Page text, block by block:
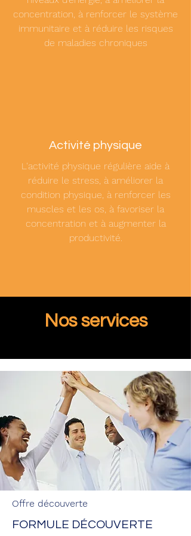
concentration, à renforcer le système
immunitaire et à réduire les risques
de maladies chroniques
Activité physique
L'activité physique régulière aide à
réduire le stress, à améliorer la
condition physique, à renforcer les
muscles et les os, à favoriser la
concentration et à augmenter la
productivité.
Nos services
Offre découverte
FORMULE DÉCOUVERTE